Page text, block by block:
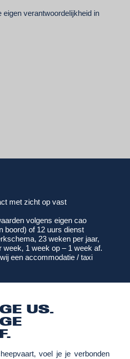
eigen verantwoordelijkheid in
met zicht op vast
volgens eigen cao
boord) of 12 uurs dienst
23 weken per jaar,
week, 1 week op – 1 week af.
een accommodatie / taxi
US.
voel je je verbonden